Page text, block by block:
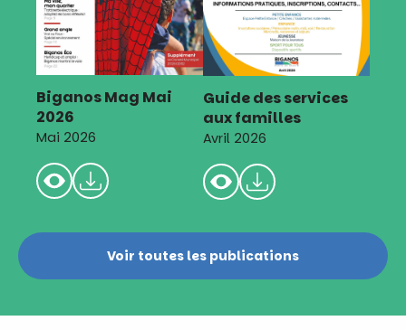
Biganos Mag Mai
2026
Mai 2026
Guide des services
aux familles
Avril 2026
Voir toutes les publications